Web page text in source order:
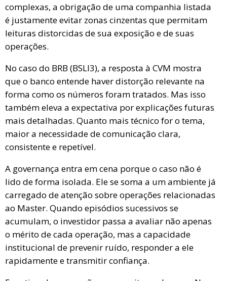
complexas, a obrigação de uma companhia listada
é justamente evitar zonas cinzentas que permitam
leituras distorcidas de sua exposição e de suas
operações.
No caso do BRB (BSLI3), a resposta à CVM mostra
que o banco entende haver distorção relevante na
forma como os números foram tratados. Mas isso
também eleva a expectativa por explicações futuras
mais detalhadas. Quanto mais técnico for o tema,
maior a necessidade de comunicação clara,
consistente e repetível.
A governança entra em cena porque o caso não é
lido de forma isolada. Ele se soma a um ambiente já
carregado de atenção sobre operações relacionadas
ao Master. Quando episódios sucessivos se
acumulam, o investidor passa a avaliar não apenas
o mérito de cada operação, mas a capacidade
institucional de prevenir ruído, responder a ele
rapidamente e transmitir confiança.